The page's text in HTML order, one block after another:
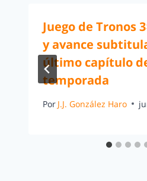
Juego de Tronos
y avance
último capítulo
temporada
Por J.J. González Haro